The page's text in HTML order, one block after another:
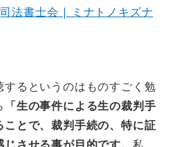
司法書士会 | ミナトノキズナ
るというのはものすごく勉
「生の事件による生の裁判手
とで、裁判手続の、特に証